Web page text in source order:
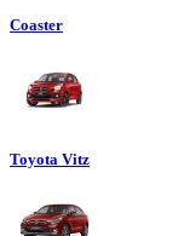
Coaster
Toyota Vitz